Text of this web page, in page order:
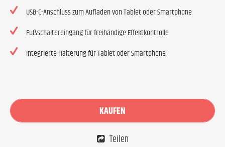
USB-C-Anschluss zum Aufladen von Tablet oder Smartphone
Fußschaltereingang für freihändige Effektkontrolle
Integrierte Halterung für Tablet oder Smartphone
KAUFEN
Teilen